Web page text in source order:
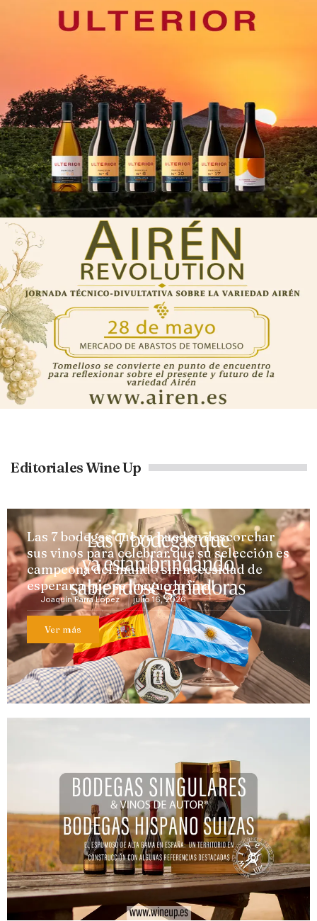
Editoriales Wine Up
Las 7 bodegas que ya pueden descorchar
sus vinos para celebrar que su selección es
campeona del mundo sin necesidad de
esperar a que se juegue la final
Joaquín Parra López julio 16, 2026
Ver más